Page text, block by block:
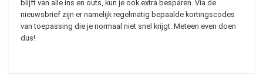
blijft van alle ins en outs, kun je ook extra besparen. Via de
nieuwsbrief zijn er namelijk regelmatig bepaalde kortingscodes
van toepassing die je normaal niet snel krijgt. Meteen even doen
dus!